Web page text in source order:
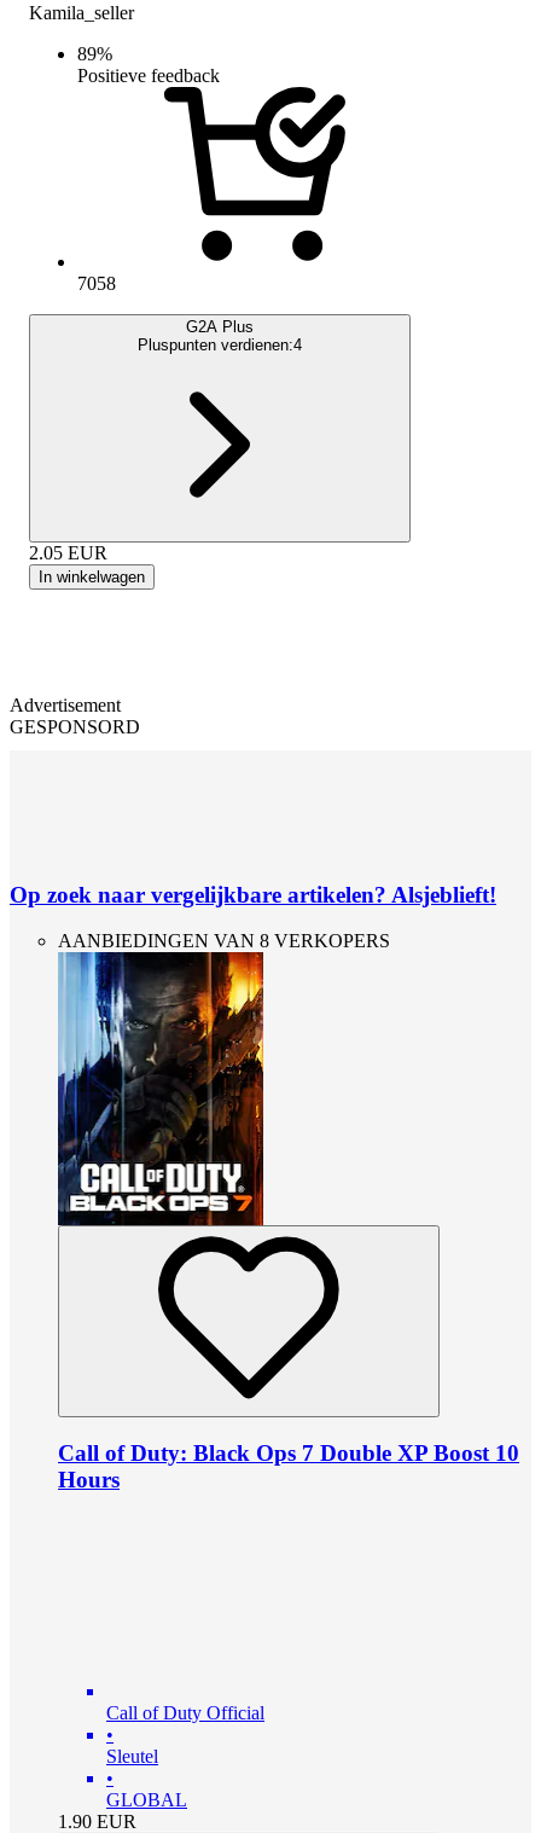
Kamila_seller
89%
Positieve feedback
7058
G2A Plus
Pluspunten verdienen:4
2.05 EUR
In winkelwagen
Advertisement
GESPONSORD
Op zoek naar vergelijkbare artikelen? Alsjeblieft!
AANBIEDINGEN VAN 8 VERKOPERS
Call of Duty: Black Ops 7 Double XP Boost 10
Hours
Call of Duty Official
•
Sleutel
•
GLOBAL
1.90 EUR